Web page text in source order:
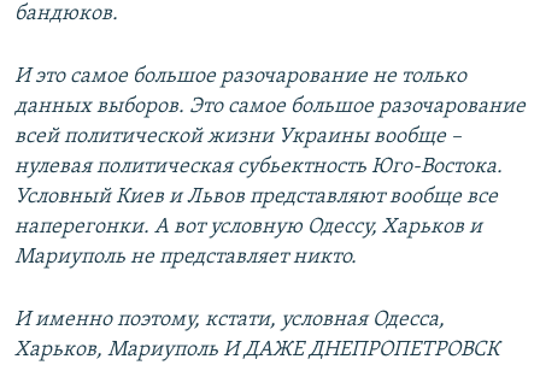
бандюков.
И это самое большое разочарование не только
данных выборов. Это самое большое разочарование
всей политической жизни Украины вообще –
нулевая политическая субьектность Юго-Востока.
Условный Киев и Львов представляют вообще все
наперегонки. А вот условную Одессу, Харьков и
Мариуполь не представляет никто.
И именно поэтому, кстати, условная Одесса,
Харьков, Мариуполь И ДАЖЕ ДНЕПРОПЕТРОВСК